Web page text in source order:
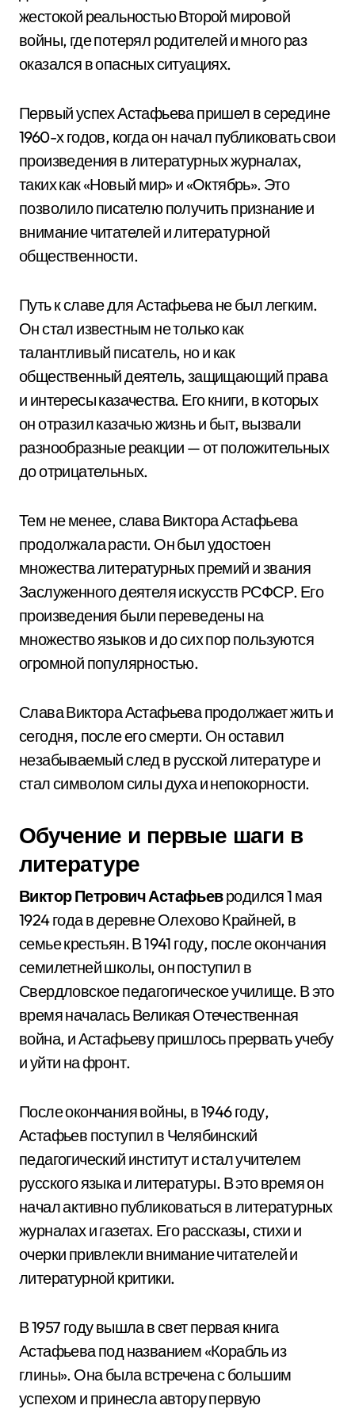
жестокой реальностью Второй мировой
войны, где потерял родителей и много раз
оказался в опасных ситуациях.
Первый успех Астафьева пришел в середине
1960-х годов, когда он начал публиковать свои
произведения в литературных журналах,
таких как «Новый мир» и «Октябрь». Это
позволило писателю получить признание и
внимание читателей и литературной
общественности.
Путь к славе для Астафьева не был легким.
Он стал известным не только как
талантливый писатель, но и как
общественный деятель, защищающий права
и интересы казачества. Его книги, в которых
он отразил казачью жизнь и быт, вызвали
разнообразные реакции — от положительных
до отрицательных.
Тем не менее, слава Виктора Астафьева
продолжала расти. Он был удостоен
множества литературных премий и звания
Заслуженного деятеля искусств РСФСР. Его
произведения были переведены на
множество языков и до сих пор пользуются
огромной популярностью.
Слава Виктора Астафьева продолжает жить и
сегодня, после его смерти. Он оставил
незабываемый след в русской литературе и
стал символом силы духа и непокорности.
Обучение и первые шаги в
литературе
Виктор Петрович Астафьевродился 1 мая
1924 года в деревне Олехово Крайней, в
семье крестьян. В 1941 году, после окончания
семилетней школы, он поступил в
Свердловское педагогическое училище. В это
время началась Великая Отечественная
война, и Астафьеву пришлось прервать учебу
и уйти на фронт.
После окончания войны, в 1946 году,
Астафьев поступил в Челябинский
педагогический институт и стал учителем
русского языка и литературы. В это время он
начал активно публиковаться в литературных
журналах и газетах. Его рассказы, стихи и
очерки привлекли внимание читателей и
литературной критики.
В 1957 году вышла в свет первая книга
Астафьева под названием «Корабль из
глины». Она была встречена с большим
успехом и принесла автору первую